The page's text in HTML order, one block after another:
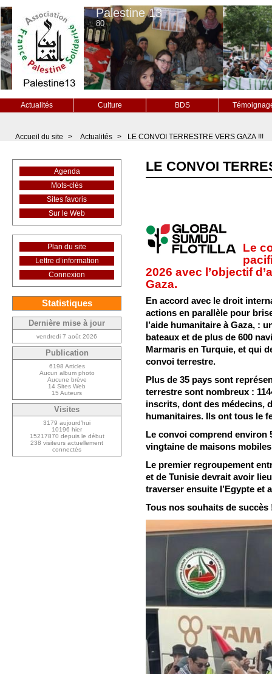
Palestine 13
80
Actualités Culture BDS
Accueil du site > Actualités > LE CONVOI TERRESTRE VERS GAZA !!!
LE CONVOI
Le
2026 avec l’objectif
Gaza.
En accord avec le droit
actions en parallèle pour
l’aide humanitaire à Gaza, :
bateaux et de plus de 600
Marmaris en Turquie, et qui
convoi terrestre.
Plus de 35 pays sont
terrestre sont nombreux :
inscrits, dont des médecins,
humanitaires. Ils ont tous le
Le convoi comprend environ
vingtaine de maisons
Le premier regroupement
et de Tunisie devrait avoir
traverser ensuite l’Egypte et
Tous nos souhaits de succès
Agenda
Mots-clés
Sites favoris
Sur le Web
Plan du site
Lettre d’information
Connexion
Statistiques
Dernière mise à jour
vendredi 7 août 2026
Publication
6198 Articles
Aucun album photo
Aucune brève
14 Sites Web
15 Auteurs
Visites
3179 aujourd’hui
10196 hier
15217870 depuis le début
238 visiteurs actuellement
connectés